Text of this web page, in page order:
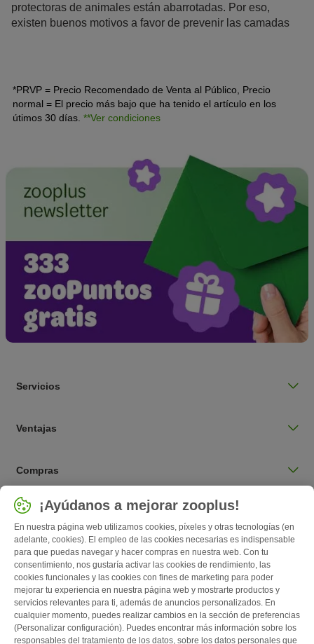
protectoras de animales están abarrotadas. Por eso,
existen buenos motivos a favor de prevenir las camadas
*PRVP = Precio Recomendado de Venta al Público, Precio
normal = El precio más bajo que ha tenido el artículo en los
útimos 30 días. **Ver condiciones
Servicios
Ventajas
Compras
Seleccionar país
España / ES
Follow zooplus
¡Ayúdanos a mejorar zooplus!
En nuestra página web utilizamos cookies, píxeles y otras tecnologías (en
adelante, cookies). El empleo de las cookies necesarias es indispensable
para que puedas navegar y hacer compras en nuestra web. Con tu
consentimiento, nos gustaría activar las cookies de rendimiento, las
cookies funcionales y las cookies con fines de marketing para poder
mejorar tu experiencia en nuestra página web y mostrarte productos y
servicios relevantes para ti, además de anuncios personalizados. En
cualquier momento, puedes realizar cambios en la sección de preferencias
(Personalizar configuración). Puedes encontrar más información sobre los
responsables del tratamiento de los datos, sobre los datos personales que